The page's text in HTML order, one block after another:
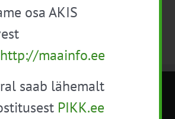
osa AKIS
http://maainfo.ee
saab lähemalt
PIKK.ee